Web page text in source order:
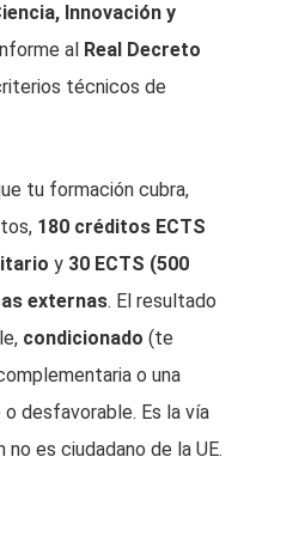
Innovación y
al Real Decreto
técnicos de
tu formación cubra,
180 créditos ECTS
y 30 ECTS (500
externas. El resultado
condicionado (te
o una
desfavorable. Es la vía
no es ciudadano de la UE.